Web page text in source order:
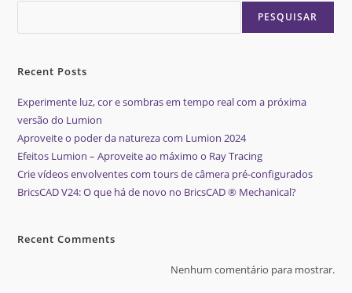
PESQUISAR
Recent Posts
Experimente luz, cor e sombras em tempo real com a próxima
versão do Lumion
Aproveite o poder da natureza com Lumion 2024
Efeitos Lumion – Aproveite ao máximo o Ray Tracing
Crie vídeos envolventes com tours de câmera pré-configurados
BricsCAD V24: O que há de novo no BricsCAD ® Mechanical?
Recent Comments
Nenhum comentário para mostrar.